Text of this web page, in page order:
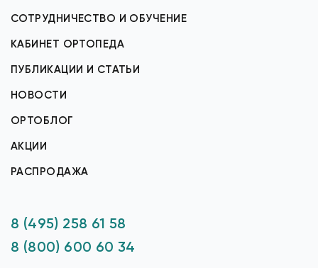
СОТРУДНИЧЕСТВО И ОБУЧЕНИЕ
КАБИНЕТ ОРТОПЕДА
ПУБЛИКАЦИИ И СТАТЬИ
НОВОСТИ
ОРТОБЛОГ
АКЦИИ
РАСПРОДАЖА
8 (495) 258 61 58
8 (800) 600 60 34